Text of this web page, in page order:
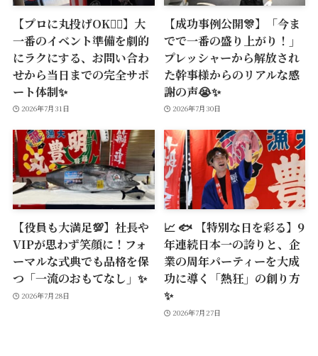
【プロに丸投げOK🙆‍♂️】大
一番のイベント準備を劇的
にラクにする、お問い合わ
せから当日までの完全サポ
ート体制✨
2026年7月31日
【成功事例公開🎊】「今ま
でで一番の盛り上がり！」
プレッシャーから解放され
た幹事様からのリアルな感
謝の声😭✨
2026年7月30日
【役員も大満足💯】社長や
VIPが思わず笑顔に！フォ
ーマルな式典でも品格を保
つ「一流のおもてなし」✨
2026年7月28日
📈 🐟 【特別な日を彩る】9
年連続日本一の誇りと、企
業の周年パーティーを大成
功に導く「熱狂」の創り方
✨
2026年7月27日